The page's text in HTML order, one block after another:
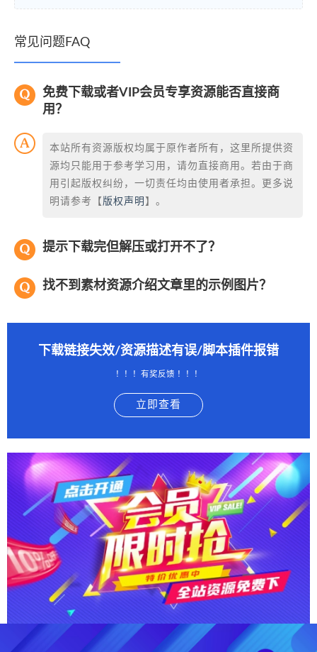
常见问题FAQ
免费下载或者VIP会员专享资源能否直接商
用？
本站所有资源版权均属于原作者所有，这里所提供资
源均只能用于参考学习用，请勿直接商用。若由于商
用引起版权纠纷，一切责任均由使用者承担。更多说
明请参考【 版权声明 】。
提示下载完但解压或打开不了？
找不到素材资源介绍文章里的示例图片？
下载链接失效/资源描述有误/脚本插件报错
！！！有奖反馈 ！！！
立即查看